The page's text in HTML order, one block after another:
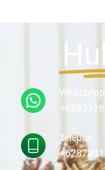
WhatsApp
Telepon